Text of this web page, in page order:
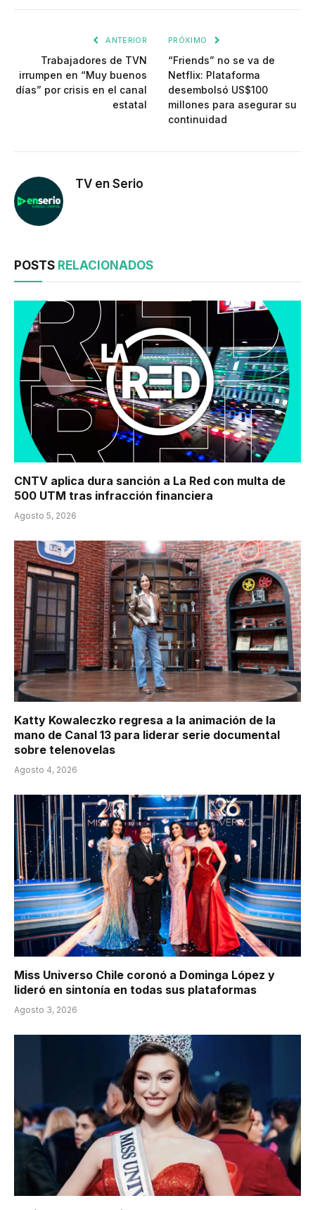
ANTERIOR
Trabajadores de TVN
irrumpen en “Muy buenos
días” por crisis en el canal
estatal
PRÓXIMO
“Friends” no se va de
Netflix: Plataforma
desembolsó US$100
millones para asegurar su
continuidad
TV en Serio
POSTS RELACIONADOS
CNTV aplica dura sanción a La Red con multa de
500 UTM tras infracción financiera
Agosto 5, 2026
Katty Kowaleczko regresa a la animación de la
mano de Canal 13 para liderar serie documental
sobre telenovelas
Agosto 4, 2026
Miss Universo Chile coronó a Dominga López y
lideró en sintonía en todas sus plataformas
Agosto 3, 2026